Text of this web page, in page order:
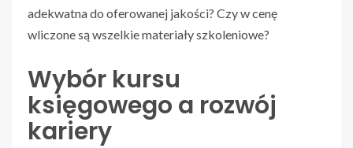
adekwatna do oferowanej jakości? Czy w cenę
wliczone są wszelkie materiały szkoleniowe?
Wybór kursu
księgowego a rozwój
kariery